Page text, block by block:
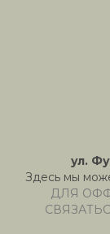
ул.
Здесь мы
ДЛЯ